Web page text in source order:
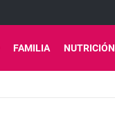
FAMILIA NUTRICIÓN